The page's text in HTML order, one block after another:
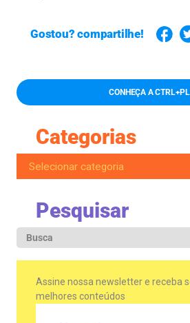
Gostou? compartilhe!
CONHEÇA A
Categorias
Pesquisar
Assine nossa newsletter e receba
melhores conteúdos